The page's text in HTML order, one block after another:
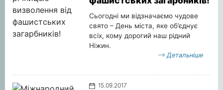
Сьогодні ми відзначаємо чудове
свято – День міста, яке об’єднує
всіх, кому дорогий наш рідний
Ніжин.
Детальніше
15.09.2017